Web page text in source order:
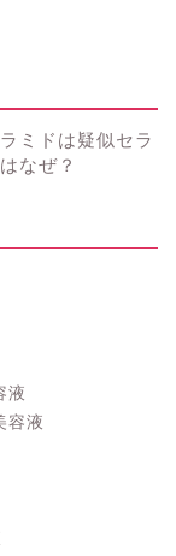
ミドは疑似セラ
なぜ？
液
容液